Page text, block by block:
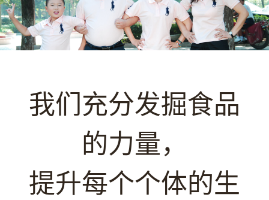
我们充分发掘食品
的力量，
提升每个个体的生